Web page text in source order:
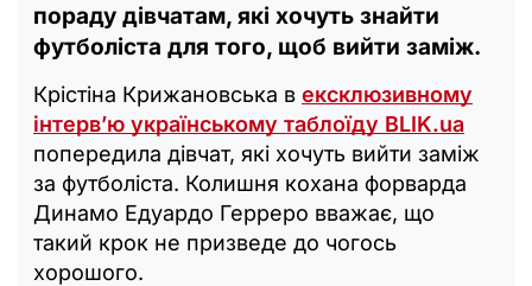
пораду дівчатам, які хочуть знайти
футболіста для того, щоб вийти заміж.
Крістіна Крижановська в ексклюзивному
інтерв’ю українському таблоїду BLIK.ua
попередила дівчат, які хочуть вийти заміж
за футболіста. Колишня кохана форварда
Динамо Едуардо Герреро вважає, що
такий крок не призведе до чогось
хорошого.